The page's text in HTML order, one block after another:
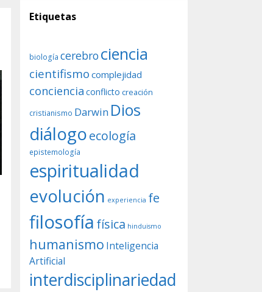
Etiquetas
biología cerebro ciencia
cientifismo complejidad
conciencia conflicto creación
cristianismo Darwin Dios
diálogoecología
epistemología
espiritualidad
evolución experiencia fe
filosofía física hinduismo
humanismo Inteligencia
Artificial
interdisciplinariedad